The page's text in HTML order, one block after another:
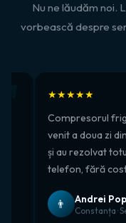
Nu ne lăudăm noi.
vorbească despre
★★★★★
Compresorul
venit a doua zi
și au rezolvat
telefon, fără
👨 Andrei
Constanța ·